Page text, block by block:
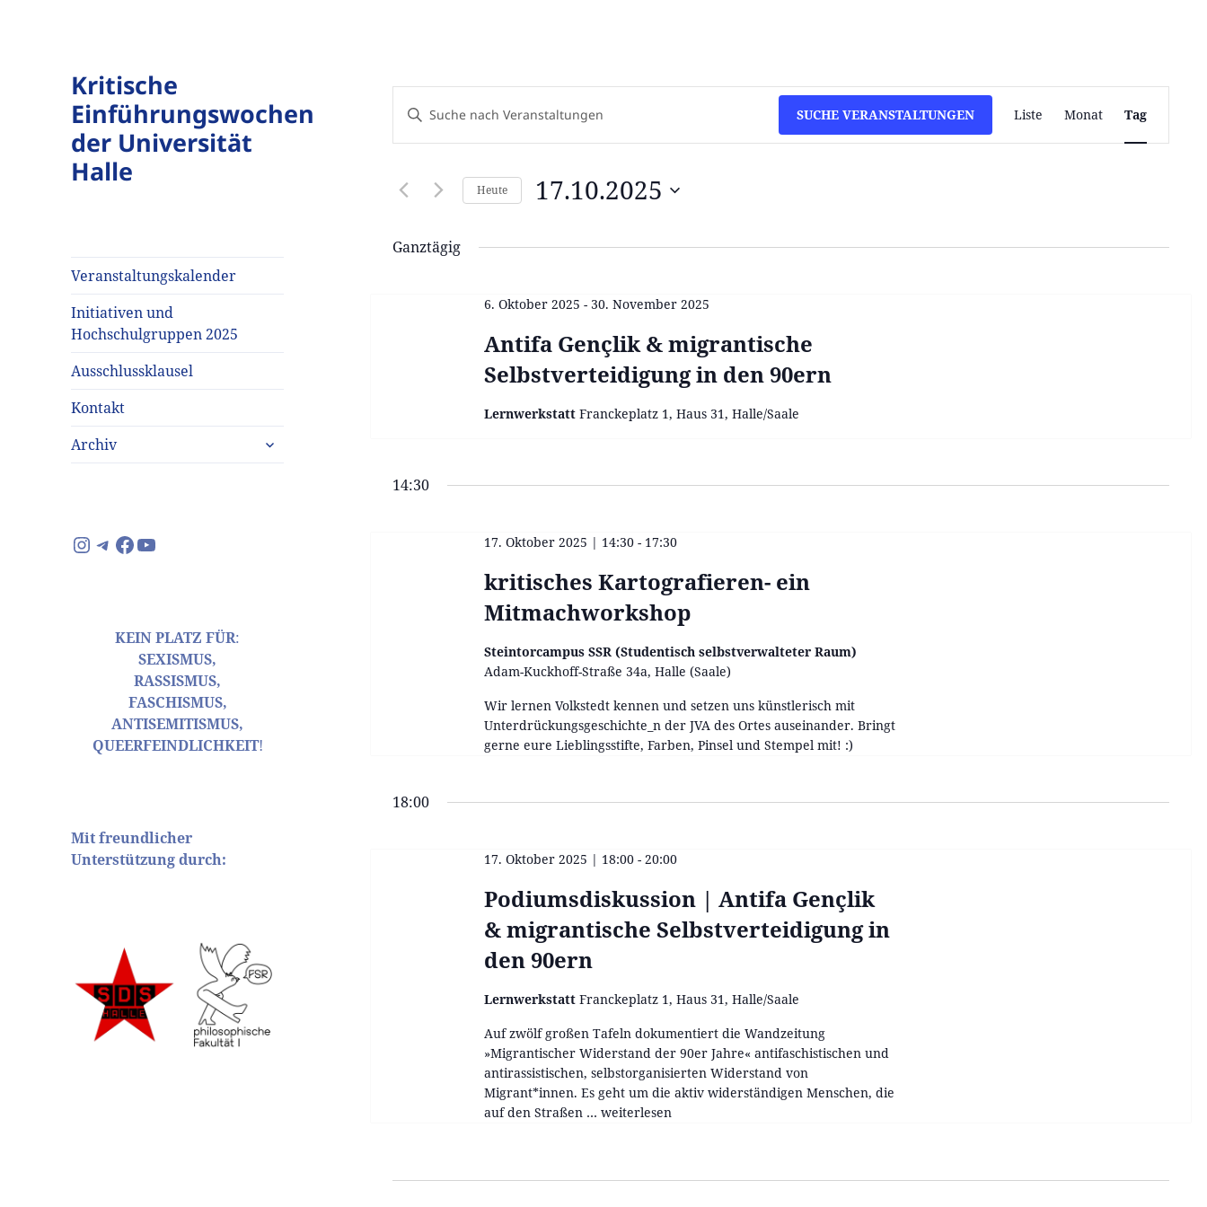
Kritische
Einführungswochen
der Universität
Halle
Veranstaltungskalender
Initiativen und
Hochschulgruppen 2025
Ausschlussklausel
Kontakt
Archiv
untermenü
anzeigen
Instagram
Telegram
Facebook
YouTube
KEIN PLATZ FÜR:
SEXISMUS,
RASSISMUS,
FASCHISMUS,
ANTISEMITISMUS,
QUEERFEINDLICHKEIT!
Mit freundlicher
Unterstützung durch:
Suche
Ansichten,
Navigation
Bitte
Schlüsselwort
Suche
Veranstaltungen
SUCHE VERANSTALTUNGEN
Ansichten-
Liste Monat Tag
Heute 17.10.2025
wählen.
Ganztägig
6. Oktober 2025 - 30. November 2025
Antifa Gençlik & migrantische
Selbstverteidigung in den 90ern
Lernwerkstatt Franckeplatz 1, Haus 31, Halle/Saale
14:30
17. Oktober 2025 | 14:30- 17:30
kritisches Kartografieren- ein
Mitmachworkshop
Steintorcampus SSR (Studentisch selbstverwalteter Raum)
Adam-Kuckhoff-Straße 34a, Halle (Saale)
Wir lernen Volkstedt kennen und setzen uns künstlerisch mit
Unterdrückungsgeschichte_n der JVA des Ortes auseinander. Bringt
gerne eure Lieblingsstifte, Farben, Pinsel und Stempel mit! :)
18:00
17. Oktober 2025 | 18:00- 20:00
Podiumsdiskussion | Antifa Gençlik
& migrantische Selbstverteidigung in
den 90ern
Lernwerkstatt Franckeplatz 1, Haus 31, Halle/Saale
Auf zwölf großen Tafeln dokumentiert die Wandzeitung
»Migrantischer Widerstand der 90er Jahre« antifaschistischen und
antirassistischen, selbstorganisierten Widerstand von
Migrant*innen. Es geht um die aktiv widerständigen Menschen, die
auf den Straßen … Podiumsdiskussion
weiterlesen